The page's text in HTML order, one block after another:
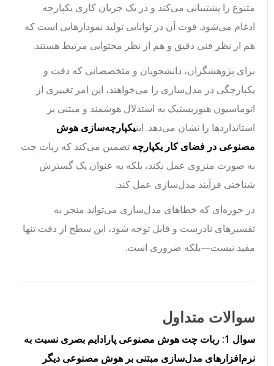
متنوع را پشتیبانی می‌کند و در یک جریان کاری یکپارچه
ادغام می‌شود. قوت آن در توانایی تولید نمودارهایی است که
هم از نظر فنی دقیق و هم از نظر محتوایی مرتبط هستند.
برای پژوهشگران، دانشجویان و متخصصانی که دقت و
یکپارچگی در مدل‌سازی را می‌خواهند، این امر تغییری از
اتوماسیون هیوریستیک به استدلال هوشمند و مبتنی بر
استانداردها را نشان می‌دهد. اینیکپارچه‌سازی هوش
مصنوعی در فضای کار یکپارچهتضمین می‌کند که ربات چت
به صورت منزوی عمل نکند، بلکه به عنوان یک گسترش
شناختی فرآیند مدل‌سازی عمل کند.
در حوزه‌ای که خطاهای مدل‌سازی می‌تواند منجر به
تفسیرهای نادرست و قابل توجه شود، این سطح از دقت تنها
مفید نیست—بلکه ضروری است.
سوالات متداول
سوال 1: ربات چت هوش مصنوعی پارادایم بصری نسبت به
نرم‌افزارهای مدل‌سازی مبتنی بر هوش مصنوعی دیگر